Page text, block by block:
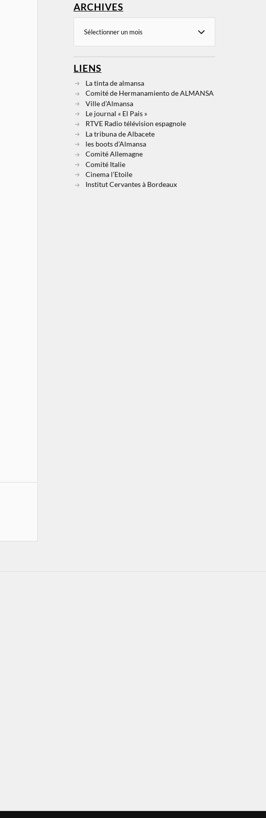
ARCHIVES
LIENS
La tinta de almansa
Comité de Hermanamiento de ALMANSA
Ville d’Almansa
Le journal « El Pais »
RTVE Radio télévision espagnole
La tribuna de Albacete
les boots d’Almansa
Comité Allemagne
Comité Italie
Cinema l’Etoile
Institut Cervantes à Bordeaux